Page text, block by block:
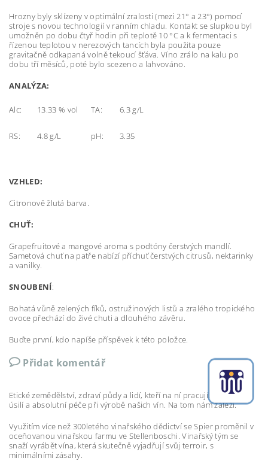
Hrozny byly sklízeny v optimální zralosti (mezi 21° a 23°) pomocí
stroje s novou technologií v ranním chladu. Kontakt se slupkou byl
umožněn po dobu čtyř hodin při teplotě 10 °C a k fermentaci s
řízenou teplotou v nerezových tancích byla použita pouze
gravitačně odkapaná volně tekoucí šťáva. Víno zrálo na kalu po
dobu tří měsíců, poté bylo scezeno a lahvováno.
ANALÝZA:
Alc: 13.33 % vol TA: 6.3 g/L
RS: 4.8 g/L pH: 3.35
VZHLED:
Citronově žlutá barva.
CHUŤ:
Grapefruitové a mangové aroma s podtóny čerstvých mandlí.
Sametová chuť na patře nabízí příchuť čerstvých citrusů, nektarinky
a vanilky.
SNOUBENÍ:
Bohatá vůně zelených fíků, ostružinových listů a zralého tropického
ovoce přechází do živé chuti a dlouhého závěru.
Buďte první, kdo napíše příspěvek k této položce.
Přidat komentář
Etické zemědělství, zdraví půdy a lidí, kteří na ní pracují. Umělecké
úsilí a absolutní péče při výrobě našich vín. Na tom nám záleží.
Využitím více než 300letého vinařského dědictví se Spier proměnil v
oceňovanou vinařskou farmu ve Stellenboschi. Vinařský tým se
snaží vyrábět vína, která skutečně vyjadřují svůj terroir, s
minimálními zásahy.